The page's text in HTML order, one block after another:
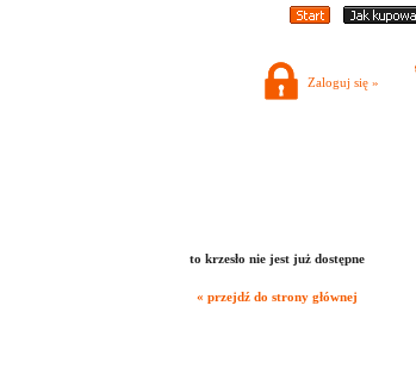
Zaloguj się »
to krzesło nie jest już dostępne
« przejdź do strony głównej